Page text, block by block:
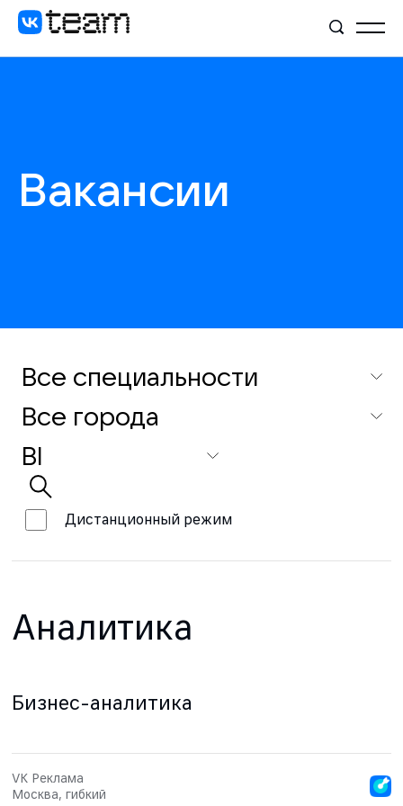
Вакансии
Дистанционный режим
Аналитика
Бизнес-аналитика
VK Реклама
Москва, гибкий